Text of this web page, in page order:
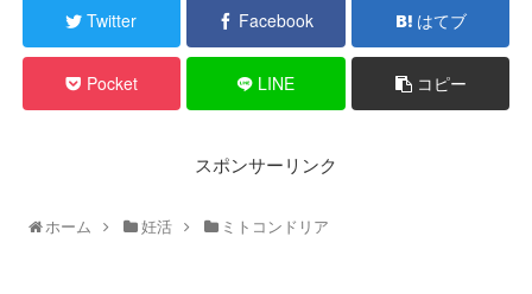
Twitter Facebook はてブ
Pocket LINE コピー
スポンサーリンク
ホーム 妊活 ミトコンドリア